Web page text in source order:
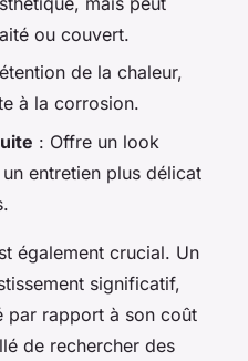
ou couvert.
de la chaleur,
à la corrosion.
: Offre un look
entretien plus délicat
également crucial. Un
significatif,
par rapport à son coût
de rechercher des